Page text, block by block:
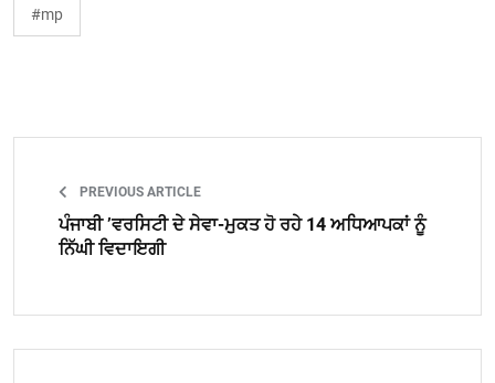
#mp
PREVIOUS ARTICLE
ਪੰਜਾਬੀ ’ਵਰਸਿਟੀ ਦੇ ਸੇਵਾ-ਮੁਕਤ ਹੋ ਰਹੇ 14 ਅਧਿਆਪਕਾਂ ਨੂੰ
ਨਿੱਘੀ ਵਿਦਾਇਗੀ